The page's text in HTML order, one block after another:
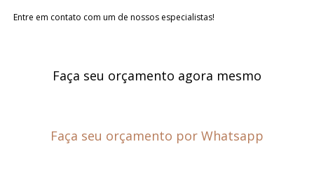
Entre em contato com um de nossos especialistas!
Faça seu orçamento agora mesmo
Faça seu orçamento por Whatsapp